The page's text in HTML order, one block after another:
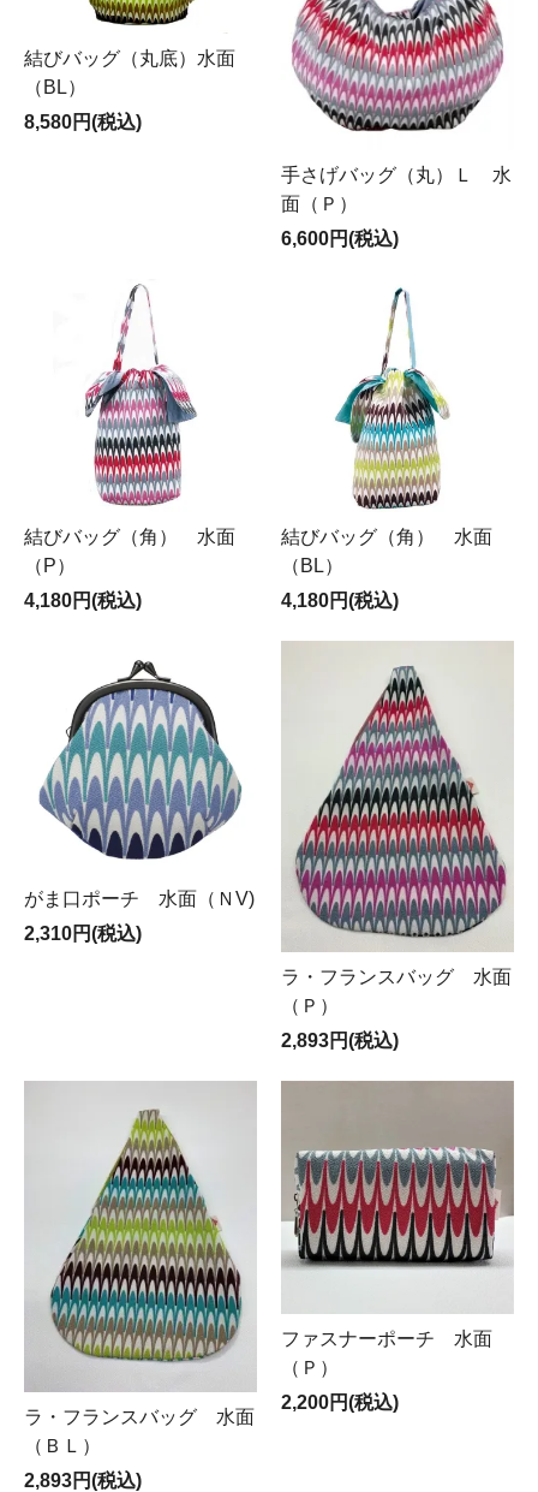
結びバッグ（丸底）水面
（BL）
8,580円(税込)
手さげバッグ（丸）Ｌ 水
面（Ｐ）
6,600円(税込)
結びバッグ（角） 水面
（P）
4,180円(税込)
結びバッグ（角） 水面
（BL）
4,180円(税込)
がま口ポーチ 水面（ＮV)
2,310円(税込)
ラ・フランスバッグ 水面
（Ｐ）
2,893円(税込)
ラ・フランスバッグ 水面
（ＢＬ）
2,893円(税込)
ファスナーポーチ 水面
（Ｐ）
2,200円(税込)